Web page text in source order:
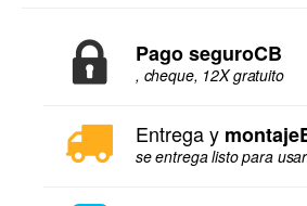
Pago seguroCB
, cheque, 12X gratuito
Entrega y
se entrega listo para usar